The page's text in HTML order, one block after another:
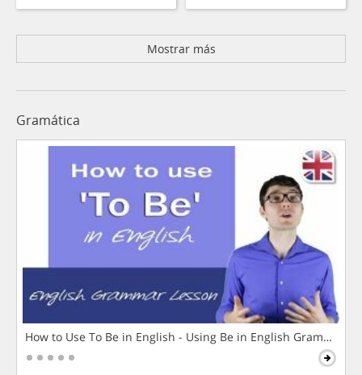
Mostrar más
Gramática
How to Use To Be in English - Using Be in English Grammar